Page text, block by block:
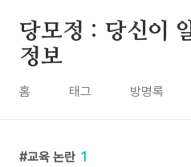
당모정 : 당신이
정보
홈 태그 방명록
교육 논란 1